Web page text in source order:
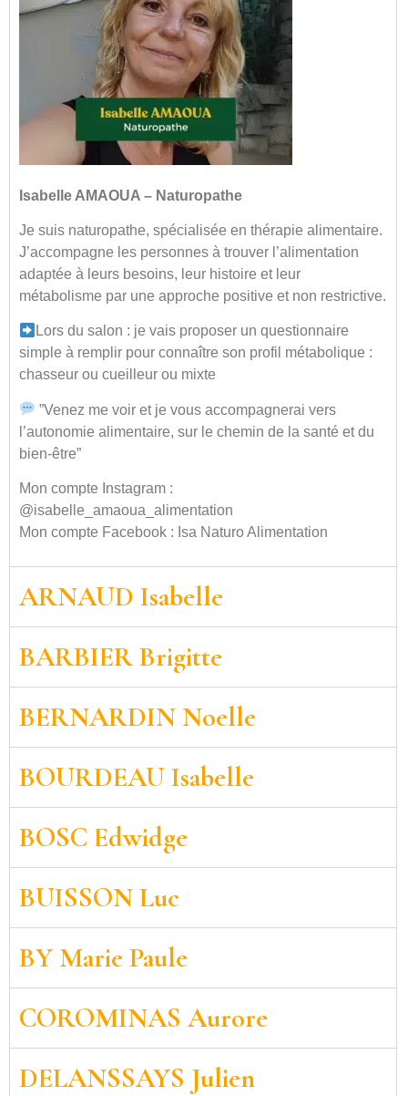
Isabelle AMAOUA – Naturopathe
Je suis naturopathe, spécialisée en thérapie alimentaire.
J’accompagne les personnes à trouver l’alimentation
adaptée à leurs besoins, leur histoire et leur
métabolisme par une approche positive et non restrictive.
Lors du salon : je vais proposer un questionnaire
simple à remplir pour connaître son profil métabolique :
chasseur ou cueilleur ou mixte
”Venez me voir et je vous accompagnerai vers
l’autonomie alimentaire, sur le chemin de la santé et du
bien-être”
Mon compte Instagram :
@isabelle_amaoua_alimentation
Mon compte Facebook : Isa Naturo Alimentation
ARNAUD Isabelle
BARBIER Brigitte
BERNARDIN Noelle
BOURDEAU Isabelle
BOSC Edwidge
BUISSON Luc
BY Marie Paule
COROMINAS Aurore
DELANSSAYS Julien